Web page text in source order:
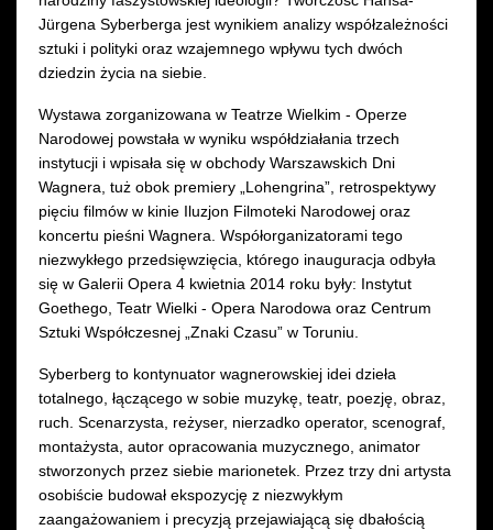
Jürgena Syberberga jest wynikiem analizy współzależności
sztuki i polityki oraz wzajemnego wpływu tych dwóch
dziedzin życia na siebie.
Wystawa zorganizowana w Teatrze Wielkim - Operze
Narodowej powstała w wyniku współdziałania trzech
instytucji i wpisała się w obchody Warszawskich Dni
Wagnera, tuż obok premiery „Lohengrina”, retrospektywy
pięciu filmów w kinie Iluzjon Filmoteki Narodowej oraz
koncertu pieśni Wagnera. Współorganizatorami tego
niezwykłego przedsięwzięcia, którego inauguracja odbyła
się w Galerii Opera 4 kwietnia 2014 roku były: Instytut
Goethego, Teatr Wielki - Opera Narodowa oraz Centrum
Sztuki Współczesnej „Znaki Czasu” w Toruniu.
Syberberg to kontynuator wagnerowskiej idei dzieła
totalnego, łączącego w sobie muzykę, teatr, poezję, obraz,
ruch. Scenarzysta, reżyser, nierzadko operator, scenograf,
montażysta, autor opracowania muzycznego, animator
stworzonych przez siebie marionetek. Przez trzy dni artysta
osobiście budował ekspozycję z niezwykłym
zaangażowaniem i precyzją przejawiającą się dbałością